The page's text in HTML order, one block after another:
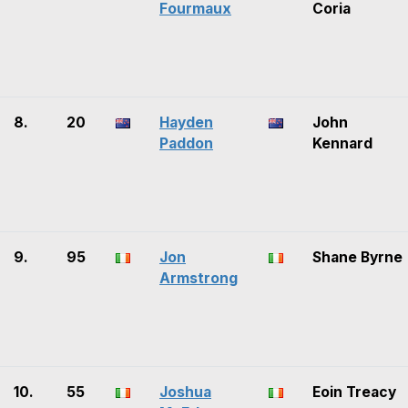
Fourmaux Coria
8. 20
Hayden
Paddon
John
Kennard
9. 95
Jon
Armstrong
Shane Byrne
10. 55
Joshua
Eoin Treacy